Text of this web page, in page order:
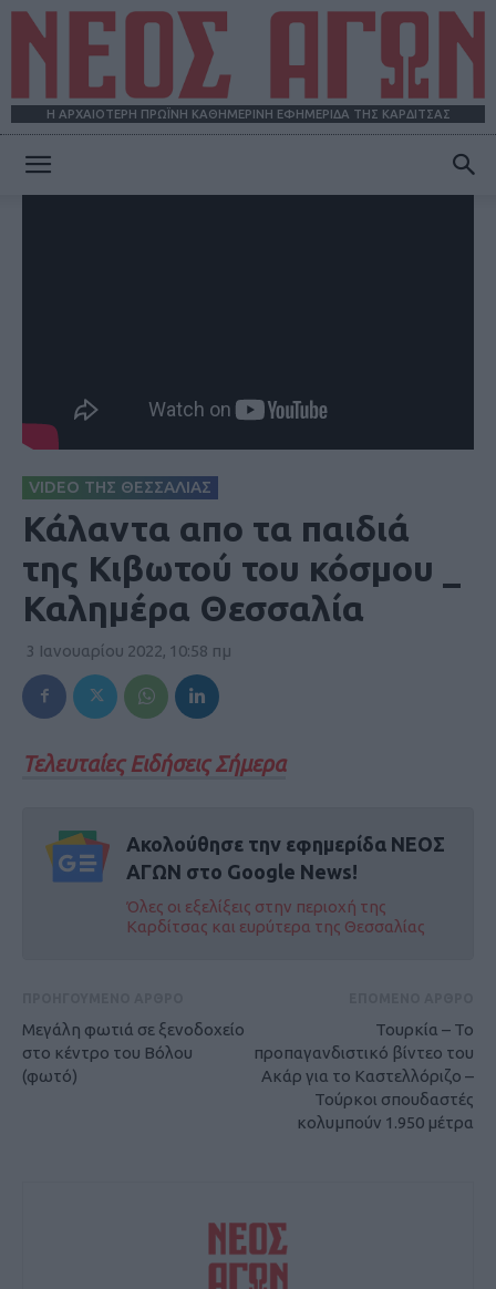
Η ΑΡΧΑΙΟΤΕΡΗ ΠΡΩΪΝΗ ΚΑΘΗΜΕΡΙΝΗ ΕΦΗΜΕΡΙΔΑ ΤΗΣ ΚΑΡΔΙΤΣΑΣ
VIDEO ΤΗΣ ΘΕΣΣΑΛΙΑΣ
Κάλαντα απο τα παιδιά
της Κιβωτού του κόσμου _
Καλημέρα Θεσσαλία
3 Ιανουαρίου 2022, 10:58 πμ
Τελευταίες Ειδήσεις Σήμερα
Ακολούθησε την εφημερίδα ΝΕΟΣ
ΑΓΩΝ στο Google News!
Όλες οι εξελίξεις στην περιοχή της
Καρδίτσας και ευρύτερα της Θεσσαλίας
Μεγάλη φωτιά σε ξενοδοχείο
στο κέντρο του Βόλου
(φωτό)
Τουρκία – Το
προπαγανδιστικό βίντεο του
Ακάρ για το Καστελλόριζο –
Τούρκοι σπουδαστές
κολυμπούν 1.950 μέτρα